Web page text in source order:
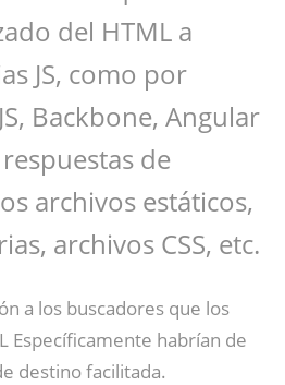
del HTML a
JS, como por
Backbone, Angular
de
archivos estáticos,
archivos CSS, etc.
a los buscadores que los
Específicamente habrían de
destino facilitada.